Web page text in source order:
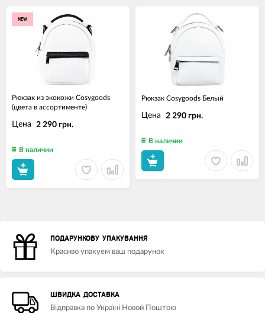
NEW
Рюкзак из экокожи Cosygoods
(цвета в ассортименте)
Цена 2 290 грн.
В наличии
Рюкзак Cosygoods Белый
Цена 2 290 грн.
В наличии
ПОДАРУНКОВУ УПАКУВАННЯ
Красиво упакуем ваш подарунок
ШВИДКА ДОСТАВКА
Відправка по Україні Новой Поштою